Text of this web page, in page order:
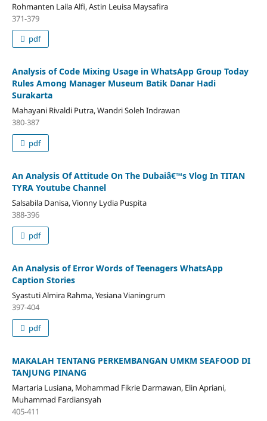
Rohmanten Laila Alfi, Astin Leuisa Maysafira
371-379
pdf
Analysis of Code Mixing Usage in WhatsApp Group Today
Rules Among Manager Museum Batik Danar Hadi
Surakarta
Mahayani Rivaldi Putra, Wandri Soleh Indrawan
380-387
pdf
An Analysis Of Attitude On The Dubaiâ€™s Vlog In TITAN
TYRA Youtube Channel
Salsabila Danisa, Vionny Lydia Puspita
388-396
pdf
An Analysis of Error Words of Teenagers WhatsApp
Caption Stories
Syastuti Almira Rahma, Yesiana Vianingrum
397-404
pdf
MAKALAH TENTANG PERKEMBANGAN UMKM SEAFOOD DI
TANJUNG PINANG
Martaria Lusiana, Mohammad Fikrie Darmawan, Elin Apriani,
Muhammad Fardiansyah
405-411